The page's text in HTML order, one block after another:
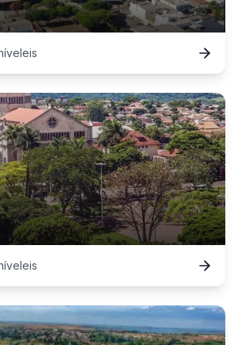
eis
eis